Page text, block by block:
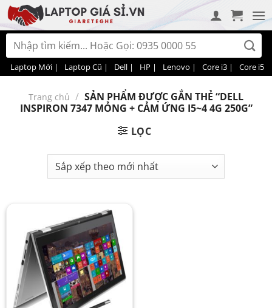
Bỏ
qua
nội
dung
Tìm
kiếm:
Laptop Mới | Laptop Cũ | Dell | HP | Lenovo | Core i3 | Core i5 |
Trang chủ / SẢN PHẨM ĐƯỢC GẮN THẺ “DELL
INSPIRON 7347 MỎNG + CẢM ỨNG I5~4 4G 250G”
LỌC